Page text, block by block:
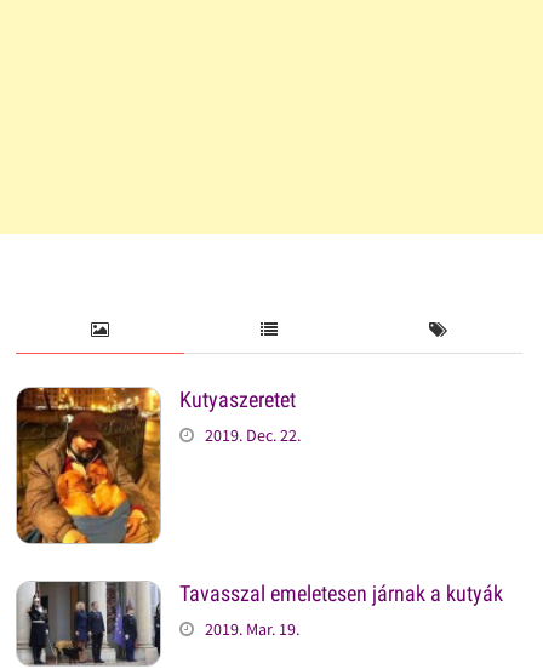
Kutyaszeretet
2019. Dec. 22.
Tavasszal emeletesen járnak a kutyák
2019. Mar. 19.